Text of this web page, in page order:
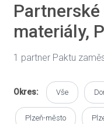
materiály,
1 partner Paktu
Okres: Vše
Plzeň-město